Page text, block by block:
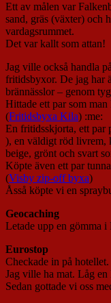
Ett av målen var
sand, gräs (växter) och
vardagsrummet.
Det var kallt som attan!
Jag ville också handla
fritidsbyxor. De jag har
brännässlor – genom
Hittade ett par som
(Fritidsbyxa Kila) :me:
En fritidsskjorta, ett par
), en väldigt röd livrem,
beige, grönt och svart
Köpte även ett par
(Visby zip-off byxa)
Åsså köpte vi en
Geocaching
Letade upp en gömma
Eurostop
Checkade in på hotellet.
Jag ville ha mat. Låg
Sedan gottade vi oss